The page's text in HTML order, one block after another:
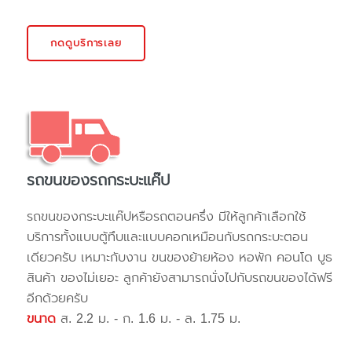
กดดูบริการเลย
รถขนของรถกระบะแค๊ป
รถขนของกระบะแค๊ปหรือรถตอนครึ่ง มีให้ลูกค้าเลือกใช้
บริการทั้งแบบตู้ทึบและแบบคอกเหมือนกับรถกระบะตอน
เดียวครับ เหมาะกับงาน ขนของย้ายห้อง หอพัก คอนโด บูธ
สินค้า ของไม่เยอะ ลูกค้ายังสามารถนั่งไปกับรถขนของได้ฟรี
อีกด้วยครับ
ขนาด ส. 2.2 ม. - ก. 1.6 ม. - ล. 1.75 ม.